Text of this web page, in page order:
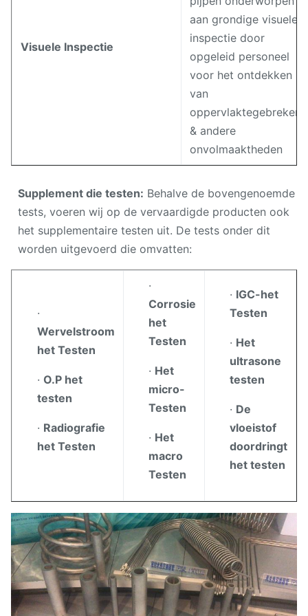
Visuele Inspectie
aan grondige visuele
inspectie door
opgeleid personeel
voor het ontdekken
van
oppervlaktegebreken
& andere
onvolmaaktheden
Supplement die testen: Behalve de bovengenoemde
tests, voeren wij op de vervaardigde producten ook
het supplementaire testen uit. De tests onder dit
worden uitgevoerd die omvatten:
·
Wervelstroom
het Testen
· O.P het
testen
· Radiografie
het Testen
·
Corrosie
het
Testen
· Het
micro-
Testen
· Het
macro
Testen
· IGC-het
Testen
· Het
ultrasone
testen
· De
vloeistof
doordringt
het testen